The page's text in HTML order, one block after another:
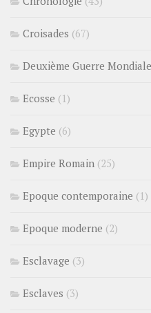
Croisades (67)
Deuxième Guerre Mondiale
Ecosse (1)
Egypte (6)
Empire Romain (25)
Epoque contemporaine (1)
Epoque moderne (2)
Esclavage (3)
Esclaves (3)